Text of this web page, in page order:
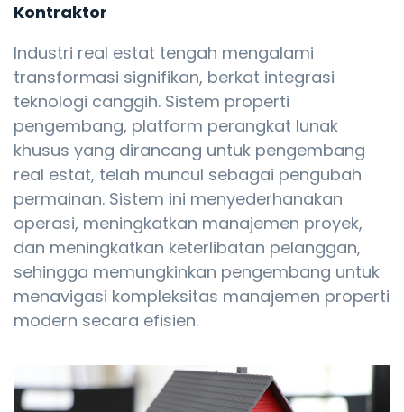
Kontraktor
Industri real estat tengah mengalami
transformasi signifikan, berkat integrasi
teknologi canggih. Sistem properti
pengembang, platform perangkat lunak
khusus yang dirancang untuk pengembang
real estat, telah muncul sebagai pengubah
permainan. Sistem ini menyederhanakan
operasi, meningkatkan manajemen proyek,
dan meningkatkan keterlibatan pelanggan,
sehingga memungkinkan pengembang untuk
menavigasi kompleksitas manajemen properti
modern secara efisien.